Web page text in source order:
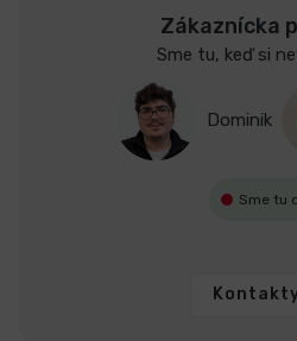
Zákaznícka
Sme tu, keď si
Dominik
Sme tu